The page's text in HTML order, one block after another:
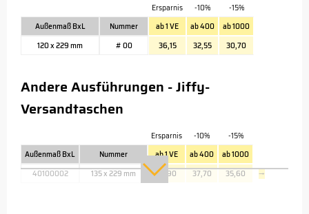
Ersparnis -10%
-15%
Außenmaß BxL
Nummer ab 1 VE ab 400
ab 1000
120 x 229 mm
# 00 36,15 32,55 30,70
Andere Ausführungen - Jiffy-
Versandtaschen
Ersparnis -10%
-15%
Außenmaß BxL
Nummer ab 1 VE ab 400
ab 1000
40100002
135 x 229 mm 41,90 37,70 35,60 →